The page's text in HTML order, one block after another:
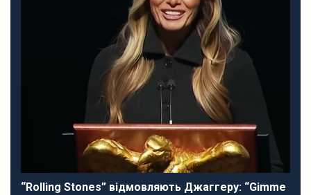
“Rolling Stones” відмовляють Джаггеру: “Gimme